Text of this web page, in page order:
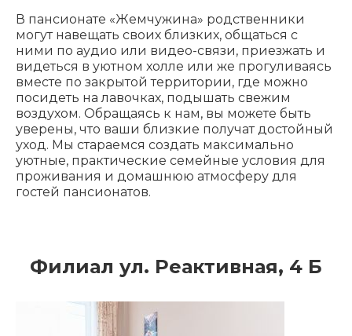
В пансионате «Жемчужина» родственники
могут навещать своих близких, общаться с
ними по аудио или видео-связи, приезжать и
видеться в уютном холле или же прогуливаясь
вместе по закрытой территории, где можно
посидеть на лавочках, подышать свежим
воздухом. Обращаясь к нам, вы можете быть
уверены, что ваши близкие получат достойный
уход. Мы стараемся создать максимально
уютные, практические семейные условия для
проживания и домашнюю атмосферу для
гостей пансионатов.
Филиал ул. Реактивная, 4 Б